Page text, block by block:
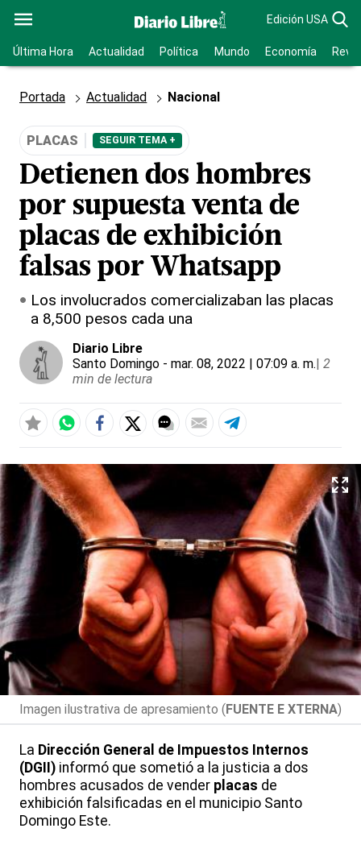
Edición USA
Última Hora Actualidad Política Mundo Economía
Portada Actualidad Nacional
PLACAS SEGUIR TEMA +
Detienen dos hombres
por supuesta venta de
placas de exhibición
falsas por Whatsapp
Los involucrados comercializaban las placas
a 8,500 pesos cada una
Diario Libre
Santo Domingo - mar. 08, 2022 | 07:09 a. m.| 2
min de lectura
Imagen ilustrativa de apresamiento (FUENTE E XTERNA)
La Dirección General de Impuestos Internos
(DGII) informó que sometió a la justicia a dos
hombres acusados de vender placas de
exhibición falsificadas en el municipio Santo
Domingo Este.